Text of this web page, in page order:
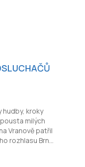
kroky
milých
Vranově patřil
rozhlasu Brno.